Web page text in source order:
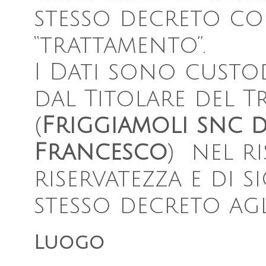
stesso decreto
“trattamento”.
I Dati sono
dal Titolare del
( Friggiamoli snc
Francesco) nel
riservatezza e di
stesso decreto
Luogo